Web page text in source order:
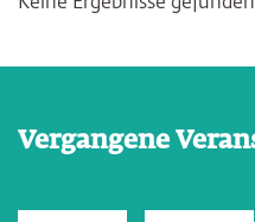
Vergangene
Von Bis